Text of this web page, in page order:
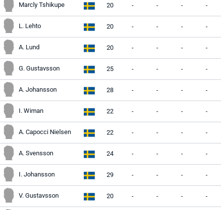
Marcly Tshikupe 20 - - - -
L. Lehto 20 - - - -
A. Lund 20 - - - -
G. Gustavsson 25 - - - -
A. Johansson 28 - - - -
I. Wiman 22 - - - -
A. Capocci Nielsen 22 - - - -
A. Svensson 24 - - - -
I. Johansson 29 - - - -
V. Gustavsson 20 - - - -